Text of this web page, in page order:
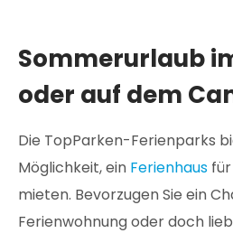
Sommerurlaub
oder auf dem
Die TopParken-Ferienparks
Möglichkeit, ein Ferienhaus für
mieten. Bevorzugen Sie ein
Ferienwohnung oder doch